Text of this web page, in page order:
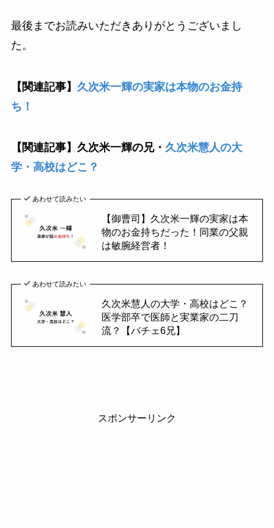
最後までお読みいただきありがとうございまし
た。
【関連記事】 久次米一輝の実家は本物のお金持
ち！
【関連記事】久次米一輝の兄・ 久次米慧人の大
学・高校はどこ？
あわせて読みたい
【御曹司】久次米一輝の実家は本
物のお金持ちだった！同業の父親
は敏腕経営者！
あわせて読みたい
久次米慧人の大学・高校はどこ？
医学部卒で医師と実業家の二刀
流？【バチェ6兄】
スポンサーリンク